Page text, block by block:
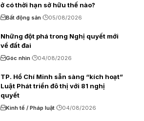
ở có thời hạn sở hữu thế nào?
Bất động sản 05/08/2026
Những đột phá trong Nghị quyết mới
về đất đai
Góc nhìn 04/08/2026
TP. Hồ Chí Minh sẵn sàng “kích hoạt”
Luật Phát triển đô thị với 81 nghị
quyết
Kinh tế / Pháp luật 04/08/2026